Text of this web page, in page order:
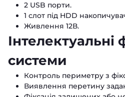
2 USB порти.
1 слот під HDD
Живлення 12В.
Інтелектуальні
системи
Контроль периметру з
Виявлення перетину